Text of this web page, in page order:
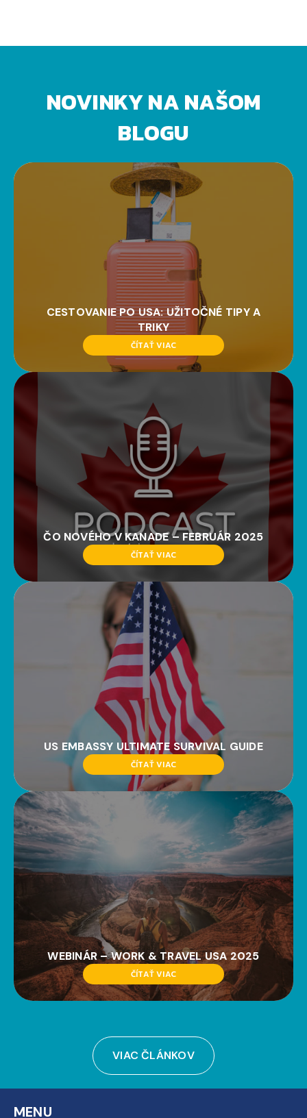
NOVINKY NA NAŠOM
BLOGU
CESTOVANIE PO USA: UŽITOČNÉ TIPY A
TRIKY
ČÍTAŤ VIAC
ČO NOVÉHO V KANADE – FEBRUÁR 2025
ČÍTAŤ VIAC
US EMBASSY ULTIMATE SURVIVAL GUIDE
ČÍTAŤ VIAC
WEBINÁR – WORK & TRAVEL USA 2025
ČÍTAŤ VIAC
VIAC ČLÁNKOV
MENU